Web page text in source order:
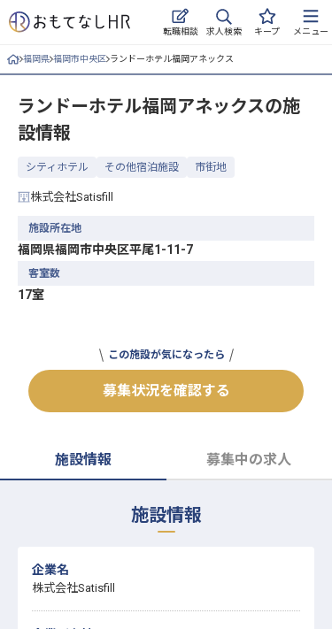
転職相談 求人検索 キープ メニュー
ログイン
求人・施設を探す
おもてなしHRについて
ご利用の流れ
ホテル・宿泊業界情報コラム
福岡県 福岡市中央区 ランドーホテル福岡アネックス
ランドーホテル福岡アネックスの施
設情報
シティホテル その他宿泊施設 市街地
株式会社Satisfill
施設所在地
福岡県福岡市中央区平尾1-11-7
客室数
17室
この施設が気になったら
募集状況を確認する
施設情報 募集中の求人
施設情報
企業名
株式会社Satisfill